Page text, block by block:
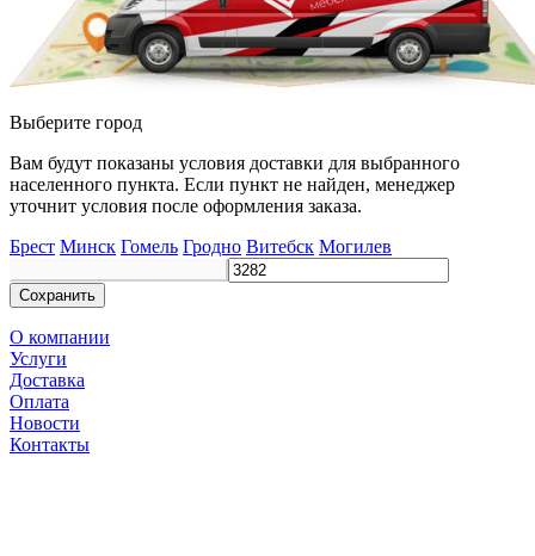
Выберите город
Вам будут показаны условия доставки для выбранного
населенного пункта. Если пункт не найден, менеджер
уточнит условия после оформления заказа.
Брест Минск Гомель Гродно Витебск Могилев
Сохранить
О компании
Услуги
Доставка
Оплата
Новости
Контакты